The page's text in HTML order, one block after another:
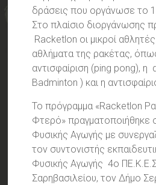
δράσεις που οργάνωσε το
Στο πλαίσιο διοργάνωσης
Racketlon οι μικροί
αθλήματα της ρακέτας,
αντισφαίριση (ping pong), η
Badminton ) και η
Το πρόγραμμα «Racketlon
Φτερό» πραγματοποιήθηκε
Φυσικής Αγωγής με
τον συντονιστής
Φυσικής Αγωγής 4ο
Σαρηβασιλείου, τον Δήμο